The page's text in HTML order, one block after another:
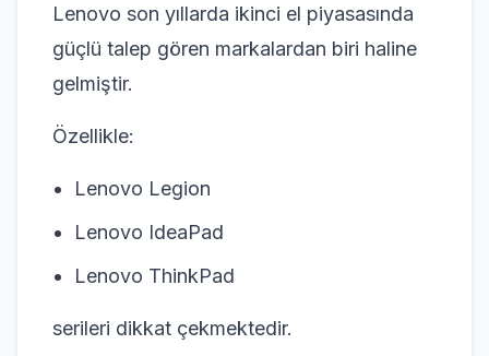
Lenovo son yıllarda ikinci el piyasasında
güçlü talep gören markalardan biri haline
gelmiştir.
Özellikle:
Lenovo Legion
Lenovo IdeaPad
Lenovo ThinkPad
serileri dikkat çekmektedir.